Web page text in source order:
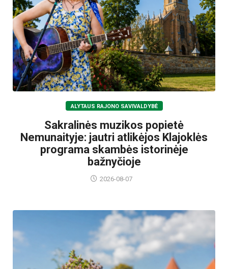
ALYTAUS RAJONO SAVIVALDYBĖ
Sakralinės muzikos popietė
Nemunaityje: jautri atlikėjos Klajoklės
programa skambės istorinėje
bažnyčioje
2026-08-07